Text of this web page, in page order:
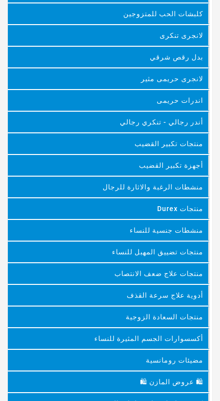
كلبشات الحب للمتزوجين
لانجرى تنكرى
بدل رقص شرقي
لانجرى حريمى مثير
اندرات حريمى
أندر رجالي - تنكري رجالي
منتجات تكبير القضيب
أجهزة تكبير القضيب
منشطات الرغبة والاثارة للرجال
منتجات Durex
منشطات جنسية للنساء
منتجات تضييق المهبل للنساء
منتجات علاج ضعف الانتصاب
أدوية علاج سرعة القذف
منتجات السعادة الزوجية
أكسسوارات الجسم المثيرة للنساء
مضيئات رومانسية
🛍 عروض المازن 🛍